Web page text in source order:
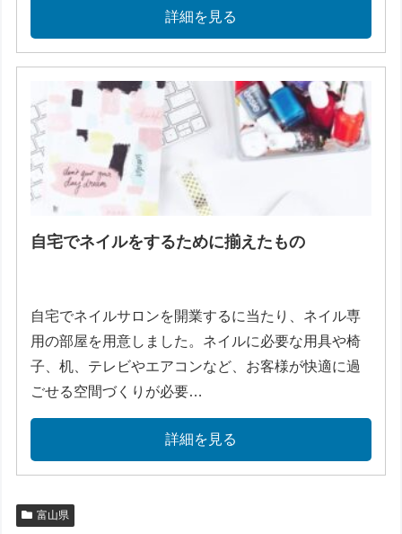
詳細を見る
自宅でネイルをするために揃えたもの
自宅でネイルサロンを開業するに当たり、ネイル専
用の部屋を用意しました。ネイルに必要な用具や椅
子、机、テレビやエアコンなど、お客様が快適に過
ごせる空間づくりが必要…
詳細を見る
富山県